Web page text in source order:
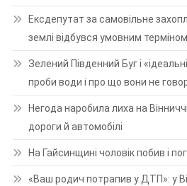
Ексдепутат за самовільне
землі відбувся умовним терміном
Зелений Південний Буг і
проби води і про що вони не
Негода наробила лиха на
дороги й автомобілі
На Гайсинщині чоловік побив і
«Ваш родич потрапив у ДТП»: у